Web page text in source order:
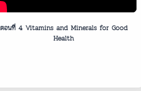
ตอนที่ 4 Vitamins and Minerals for Good
Health